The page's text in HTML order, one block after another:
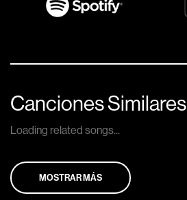
Canciones Similares
Loading related songs...
MOSTRAR MÁS